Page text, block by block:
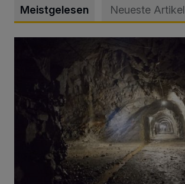
Meistgelesen Neueste Artikel